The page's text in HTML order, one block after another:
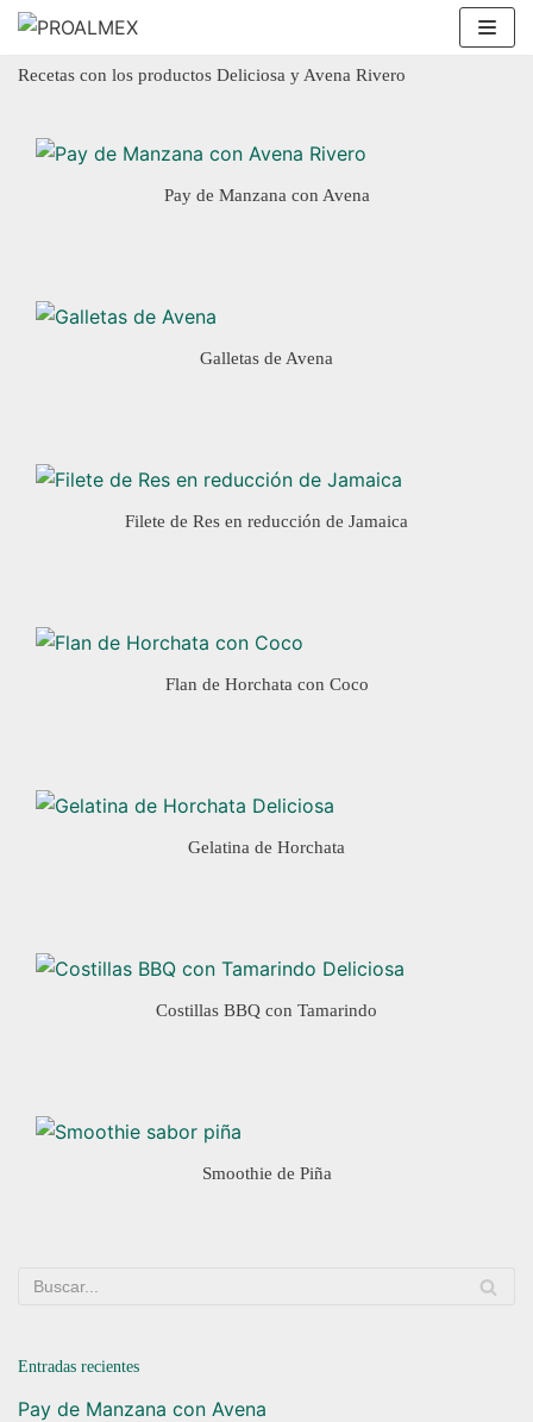
Saltar
Recetas
Recetas con los productos Deliciosa y Avena Rivero
Pay de Manzana con Avena
Galletas de Avena
Filete de Res en reducción de Jamaica
Flan de Horchata con Coco
Gelatina de Horchata
Costillas BBQ con Tamarindo
Smoothie de Piña
Entradas recientes
Pay de Manzana con Avena